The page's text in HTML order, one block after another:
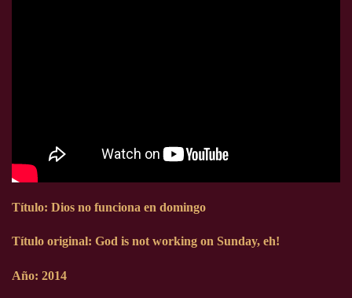
Título: Dios no funciona en domingo
Título original: God is not working on Sunday, eh!
Año: 2014